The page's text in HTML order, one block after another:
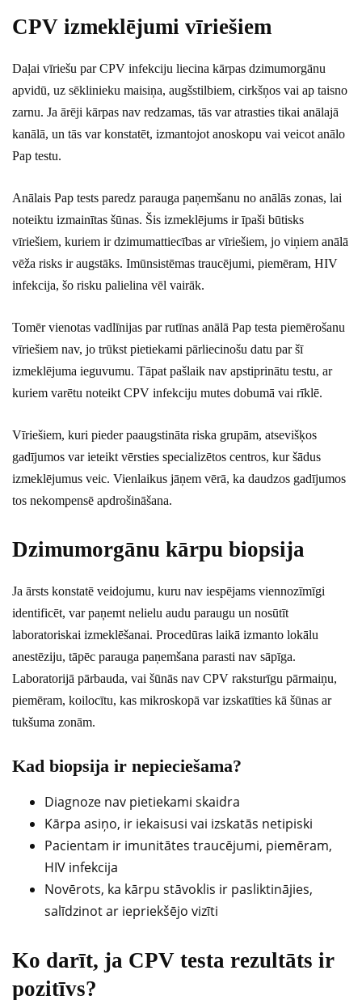
CPV izmeklējumi vīriešiem
Daļai vīriešu par CPV infekciju liecina kārpas dzimumorgānu
apvidū, uz sēklinieku maisiņa, augšstilbiem, cirkšņos vai ap taisno
zarnu. Ja ārēji kārpas nav redzamas, tās var atrasties tikai anālajā
kanālā, un tās var konstatēt, izmantojot anoskopu vai veicot anālo
Pap testu.
Anālais Pap tests paredz parauga paņemšanu no anālās zonas, lai
noteiktu izmainītas šūnas. Šis izmeklējums ir īpaši būtisks
vīriešiem, kuriem ir dzimumattiecības ar vīriešiem, jo viņiem anālā
vēža risks ir augstāks. Imūnsistēmas traucējumi, piemēram, HIV
infekcija, šo risku palielina vēl vairāk.
Tomēr vienotas vadlīnijas par rutīnas anālā Pap testa piemērošanu
vīriešiem nav, jo trūkst pietiekami pārliecinošu datu par šī
izmeklējuma ieguvumu. Tāpat pašlaik nav apstiprinātu testu, ar
kuriem varētu noteikt CPV infekciju mutes dobumā vai rīklē.
Vīriešiem, kuri pieder paaugstināta riska grupām, atsevišķos
gadījumos var ieteikt vērsties specializētos centros, kur šādus
izmeklējumus veic. Vienlaikus jāņem vērā, ka daudzos gadījumos
tos nekompensē apdrošināšana.
Dzimumorgānu kārpu biopsija
Ja ārsts konstatē veidojumu, kuru nav iespējams viennozīmīgi
identificēt, var paņemt nelielu audu paraugu un nosūtīt
laboratoriskai izmeklēšanai. Procedūras laikā izmanto lokālu
anestēziju, tāpēc parauga paņemšana parasti nav sāpīga.
Laboratorijā pārbauda, vai šūnās nav CPV raksturīgu pārmaiņu,
piemēram, koilocītu, kas mikroskopā var izskatīties kā šūnas ar
tukšuma zonām.
Kad biopsija ir nepieciešama?
Diagnoze nav pietiekami skaidra
Kārpa asiņo, ir iekaisusi vai izskatās netipiski
Pacientam ir imunitātes traucējumi, piemēram,
HIV infekcija
Novērots, ka kārpu stāvoklis ir pasliktinājies,
salīdzinot ar iepriekšējo vizīti
Ko darīt, ja CPV testa rezultāts ir
pozitīvs?